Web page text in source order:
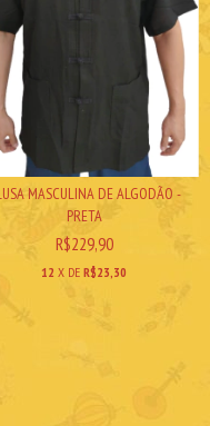
MASCULINA DE ALGODÃO -
PRETA
R$229,90
12 X DER$23,30